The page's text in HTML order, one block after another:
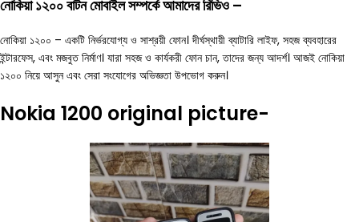
নোকিয়া ১২০০ বাটন মোবাইল সম্পর্কে আমাদের রিভিও –
নোকিয়া ১২০০ – একটি নির্ভরযোগ্য ও সাশ্রয়ী ফোন। দীর্ঘস্থায়ী ব্যাটারি লাইফ, সহজ ব্যবহারের
ইন্টারফেস, এবং মজবুত নির্মাণ। যারা সহজ ও কার্যকরী ফোন চান, তাদের জন্য আদর্শ। আজই নোকিয়া
১২০০ নিয়ে আসুন এবং সেরা সংযোগের অভিজ্ঞতা উপভোগ করুন।
Nokia 1200 original picture-